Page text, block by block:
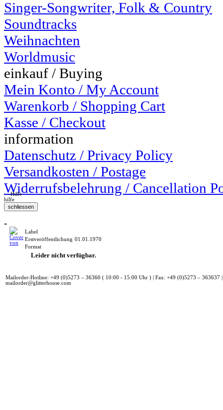
Singer-Songwriter, Folk & Country
Soundtracks
Weihnachten
Worldmusic
einkauf / Buying
Mein Konto / My Account
Warenkorb / Shopping Cart
Kasse / Checkout
information
Datenschutz / Privacy Policy
Versandkosten / Postage
Widerrufsbelehrung / Cancellation
: - Hilfe
hilfe
-
Label
Erstveröffentlichung 01.01.1970
Format
Leider nicht verfügbar.
Mailorder-Hotline: +49 (0)5273 – 36360 ( 10:00 - 15:00 Uhr ) | Fax: +49 (0)5273 – 363637
mailorder@glitterhouse.com